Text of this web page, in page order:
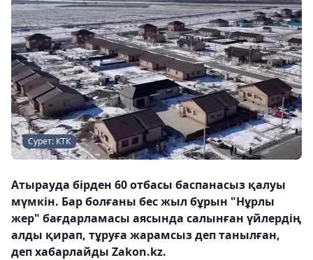
Сурет: КТК
Атырауда бірден 60 отбасы баспанасыз қалуы
мүмкін. Бар болғаны бес жыл бұрын "Нұрлы
жер" бағдарламасы аясында салынған үйлердің
алды қирап, тұруға жарамсыз деп танылған,
деп хабарлайды Zakon.kz.